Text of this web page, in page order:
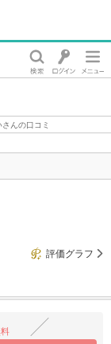
んの口コミ
評価グラフ